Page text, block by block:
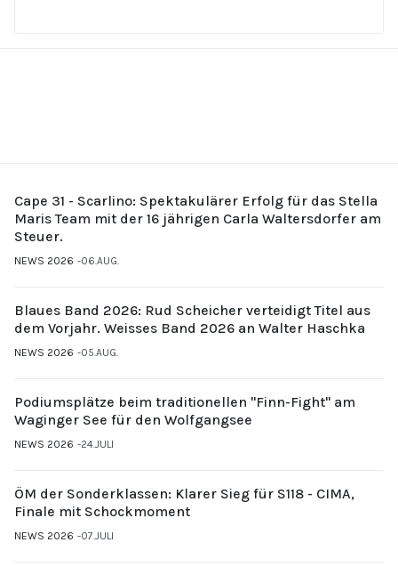
Cape 31 - Scarlino: Spektakulärer Erfolg für das Stella
Maris Team mit der 16 jährigen Carla Waltersdorfer am
Steuer.
NEWS 2026 06.AUG.
Blaues Band 2026: Rud Scheicher verteidigt Titel aus
dem Vorjahr. Weisses Band 2026 an Walter Haschka
NEWS 2026 05.AUG.
Podiumsplätze beim traditionellen "Finn-Fight" am
Waginger See für den Wolfgangsee
NEWS 2026 24.JULI
ÖM der Sonderklassen: Klarer Sieg für S118 - CIMA,
Finale mit Schockmoment
NEWS 2026 07.JULI